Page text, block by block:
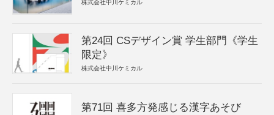
株式会社中川ケミカル
第24回 CSデザイン賞 学生部門《学生
限定》
株式会社中川ケミカル
第71回 喜多方発感じる漢字あそび